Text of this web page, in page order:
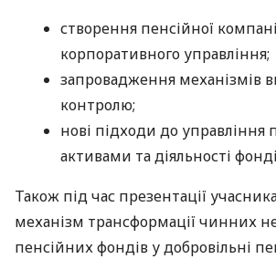
створення пенсійної
корпоративного управління;
запровадження механізмів
контролю;
нові підходи до управління
активами та діяльності
Також під час презентації
механізм трансформації чинних
пенсійних фондів у добровільні